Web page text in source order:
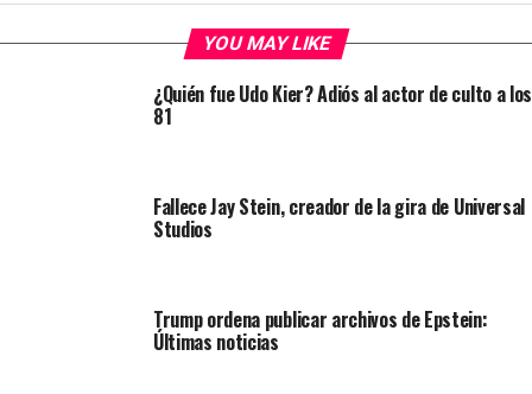
YOU MAY LIKE
¿Quién fue Udo Kier? Adiós al actor de culto a los
81
Fallece Jay Stein, creador de la gira de Universal
Studios
Trump ordena publicar archivos de Epstein:
Últimas noticias